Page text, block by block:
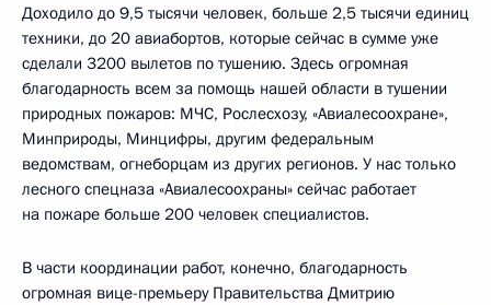
Доходило до 9,5 тысячи человек, больше 2,5 тысячи единиц
техники, до 20 авиабортов, которые сейчас в сумме уже
сделали 3200 вылетов по тушению. Здесь огромная
благодарность всем за помощь нашей области в тушении
природных пожаров: МЧС, Рослесхозу, «Авиалесоохране»,
Минприроды, Минцифры, другим федеральным
ведомствам, огнеборцам из других регионов. У нас только
лесного спецназа «Авиалесоохраны» сейчас работает
на пожаре больше 200 человек специалистов.
В части координации работ, конечно, благодарность
огромная вице-премьеру Правительства Дмитрию